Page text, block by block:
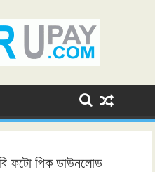
ফটো পিক ডাউনলোড